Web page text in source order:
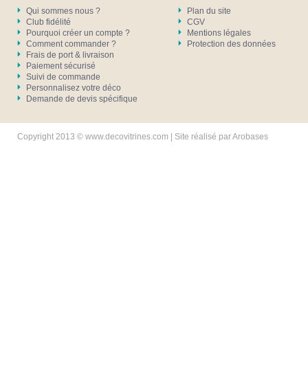
Qui sommes nous ?
Club fidélité
Pourquoi créer un compte ?
Comment commander ?
Frais de port & livraison
Paiement sécurisé
Suivi de commande
Personnalisez votre déco
Demande de devis spécifique
Plan du site
CGV
Mentions légales
Protection des données
Copyright 2013 © www.decovitrines.com | Site réalisé parArobases